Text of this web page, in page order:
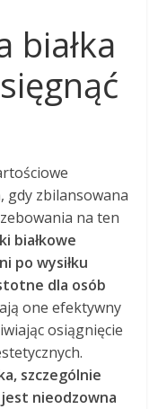
białka
gdy zbilansowana
na ten
białkowe
po wysiłku
dla osób
one efektywny
osiągnięcie
szczególnie
nieodzowna